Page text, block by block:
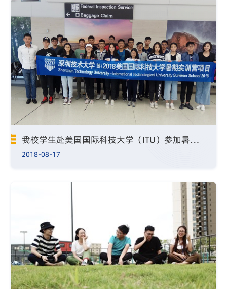
我校学生赴美国国际科技大学（ITU）参加暑期实训营项目
2018-08-17